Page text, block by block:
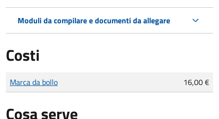
Moduli da compilare e documenti da allegare
Costi
Tipo di pagamento
Importo
Marca da bollo 16,00 €
Cosa serve